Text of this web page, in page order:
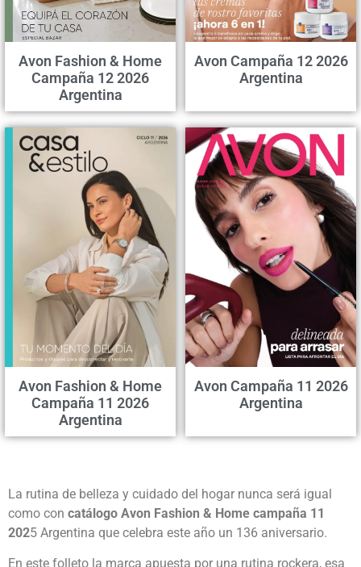
Avon Fashion & Home
Campaña 12 2026
Argentina
Avon Campaña 12 2026
Argentina
Avon Fashion & Home
Campaña 11 2026
Argentina
Avon Campaña 11 2026
Argentina
La rutina de belleza y cuidado del hogar nunca será igual
como con catálogo Avon Fashion & Home campaña 11
2025 Argentina que celebra este año un 136 aniversario.
En este folleto la marca apuesta por una rutina rockera, esa